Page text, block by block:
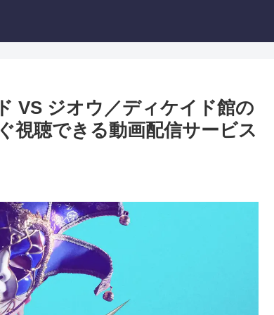
VS ジオウ／ディケイド館の
視聴できる動画配信サービス